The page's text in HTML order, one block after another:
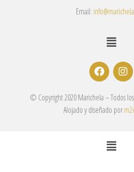
Email:
© Copyright 2020 Marichela – Todos
Alojado y diseñado por